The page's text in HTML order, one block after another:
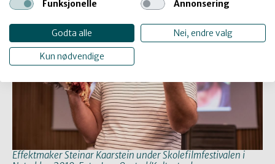
Effektmaker Steinar Kaarstein under Skolefilmfestivalen i
Funksjonelle
Annonsering
Godta alle Nei, endre valg
Kun nødvendige